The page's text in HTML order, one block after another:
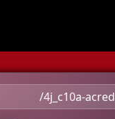
/4j_c10a-